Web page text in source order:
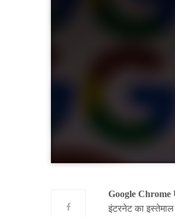
Google Chrome
इंटरनेट का